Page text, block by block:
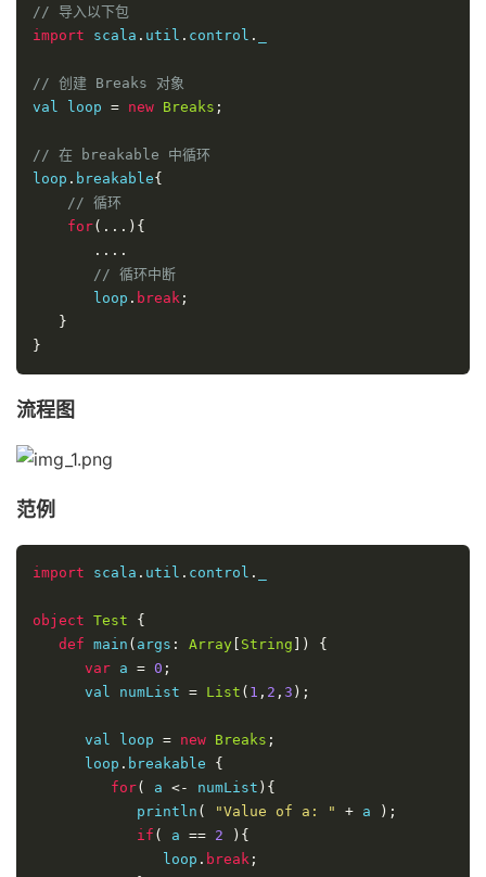
// 导入以下包
import scala . util . control .
// 创建 Breaks 对象
val loop = new Breaks ;
// 在 breakable 中循环
loop . breakable{
// 循环
for(...){
....
// 循环中断
       loop
. break ;
}
}
流程图
范例
import scala . util . control .
object Test
{
def main ( args : Array String ])
{
var a = 0 ;
      val numList
= List ( 1 , 2 , 3 );
      val loop
= new Breaks ;
      loop
. breakable {
for( a <- numList ){
            println
( "Value of a: " + a
);
if ( a == 2
){
               loop
. break ;